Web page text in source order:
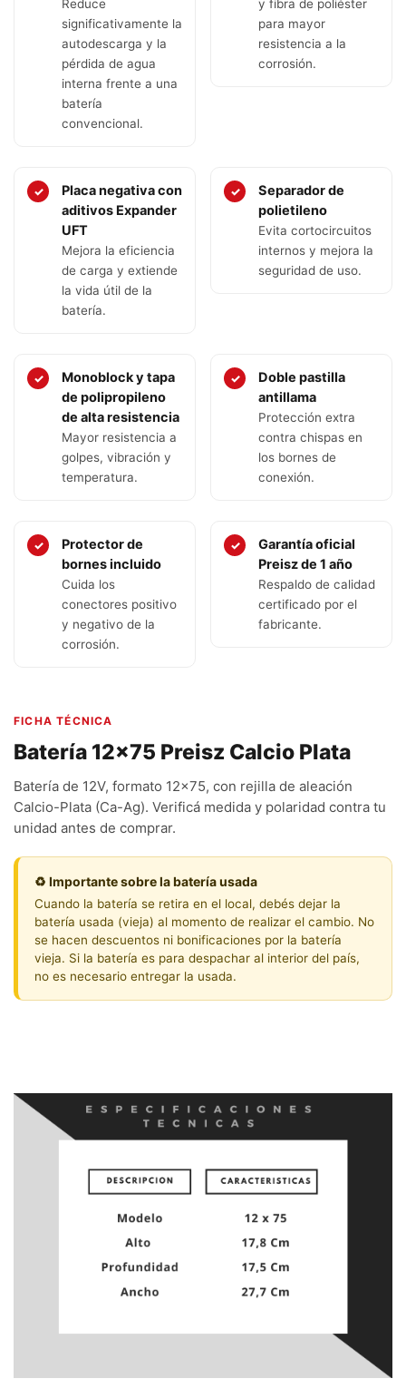
Reduce
significativamente la
autodescarga y la
pérdida de agua
interna frente a una
batería
convencional.
y fibra de poliéster
para mayor
resistencia a la
corrosión.
✓
Placa negativa con
aditivos Expander
UFT
Mejora la eficiencia
de carga y extiende
la vida útil de la
batería.
✓
Separador de
polietileno
Evita cortocircuitos
internos y mejora la
seguridad de uso.
✓
Monoblock y tapa
de polipropileno
de alta resistencia
Mayor resistencia a
golpes, vibración y
temperatura.
✓
Doble pastilla
antillama
Protección extra
contra chispas en
los bornes de
conexión.
✓
Protector de
bornes incluido
Cuida los
conectores positivo
y negativo de la
corrosión.
✓
Garantía oficial
Preisz de 1 año
Respaldo de calidad
certificado por el
fabricante.
FICHA TÉCNICA
Batería 12x75 Preisz Calcio Plata
Batería de 12V, formato 12x75, con rejilla de aleación
Calcio-Plata (Ca-Ag). Verificá medida y polaridad contra tu
unidad antes de comprar.
♻️ Importante sobre la batería usada
Cuando la batería se retira en el local, debés dejar la
batería usada (vieja) al momento de realizar el cambio. No
se hacen descuentos ni bonificaciones por la batería
vieja. Si la batería es para despachar al interior del país,
no es necesario entregar la usada.